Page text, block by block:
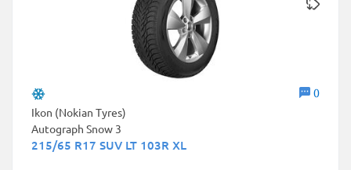
0
Ikon (Nokian Tyres)
Autograph Snow 3
215/65 R17 SUV LT 103R XL